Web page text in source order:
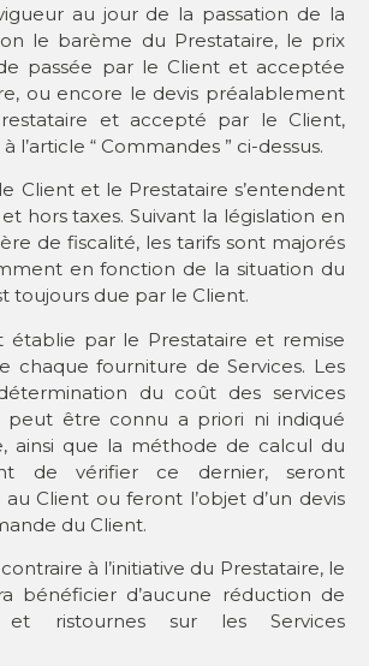
au jour de la passation de la
le barème du Prestataire, le prix
passée par le Client et acceptée
ou encore le devis préalablement
et accepté par le Client,
l’article “ Commandes ” ci-dessus.
Client et le Prestataire s’entendent
hors taxes. Suivant la législation en
de fiscalité, les tarifs sont majorés
en fonction de la situation du
toujours due par le Client.
établie par le Prestataire et remise
chaque fourniture de Services. Les
du coût des services
être connu a priori ni indiqué
ainsi que la méthode de calcul du
de vérifier ce dernier, seront
Client ou feront l’objet d’un devis
du Client.
à l’initiative du Prestataire, le
bénéficier d’aucune réduction de
et ristournes sur les Services